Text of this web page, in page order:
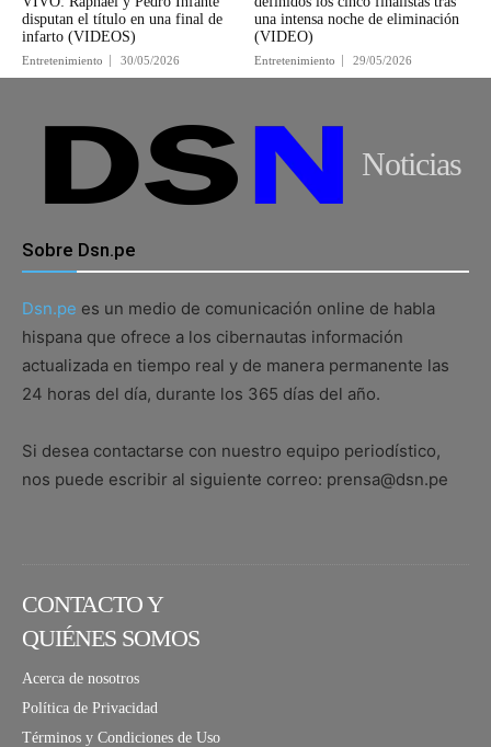
disputan el título en una final de
infarto (VIDEOS)
Entretenimiento 30/05/2026
una intensa noche de eliminación
(VIDEO)
Entretenimiento 29/05/2026
Noticias
Sobre Dsn.pe
Dsn.pe es un medio de comunicación online de habla
hispana que ofrece a los cibernautas información
actualizada en tiempo real y de manera permanente las
24 horas del día, durante los 365 días del año.
Si desea contactarse con nuestro equipo periodístico,
nos puede escribir al siguiente correo: prensa@dsn.pe
CONTACTO Y
QUIÉNES SOMOS
Acerca de nosotros
Política de Privacidad
Términos y Condiciones de Uso